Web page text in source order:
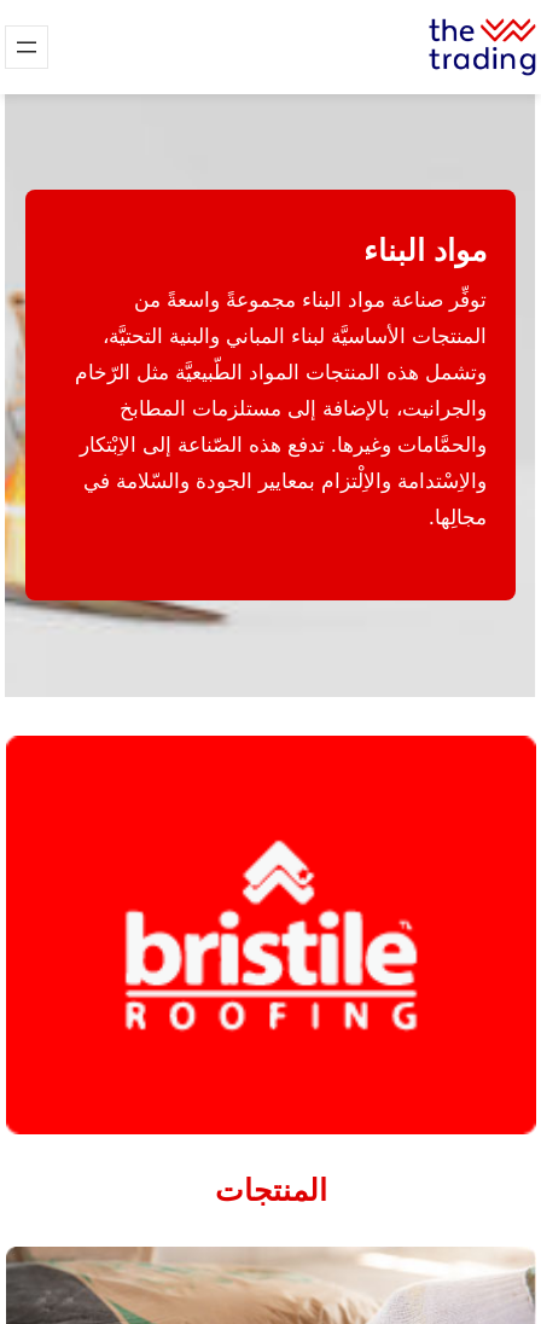
مواد البناء
توفِّر صناعة مواد البناء مجموعةً واسعةً من
المنتجات الأساسيَّة لبناء المباني والبنية التحتيَّة،
وتشمل هذه المنتجات المواد الطّبيعيَّة مثل الرّخام
والجرانيت، بالإضافة إلى مستلزمات المطابخ
والحمَّامات وغيرها. تدفع هذه الصّناعة إلى الاِبْتكار
والاِسْتدامة والاِلْتزام بمعايير الجودة والسّلامة في
مجالِها.
المنتجات